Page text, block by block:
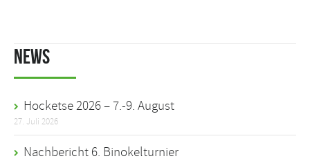
News
Hocketse 2026 – 7.-9. August
27. Juli 2026
Nachbericht 6. Binokelturnier